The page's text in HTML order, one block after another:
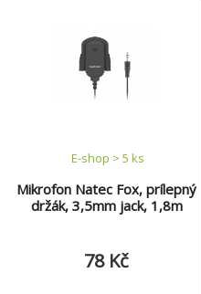
Mikrofon Natec Fox, prílepný
držák, 3,5mm jack, 1,8m
E-shop > 5 ks
78 Kč